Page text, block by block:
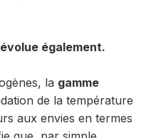
également.
la gamme
de la température
aux envies en termes